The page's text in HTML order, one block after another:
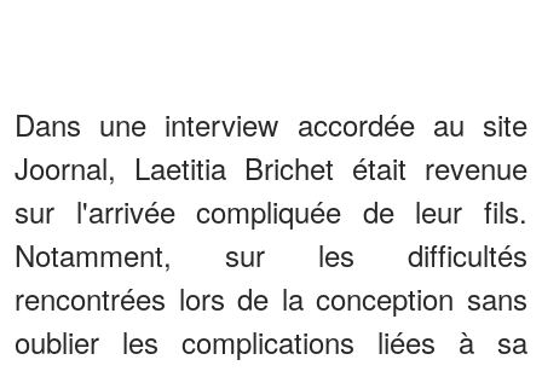
Dans une interview accordée au site
Joornal, Laetitia Brichet était revenue
sur l'arrivée compliquée de leur fils.
Notamment, sur les difficultés
rencontrées lors de la conception sans
oublier les complications liées à sa